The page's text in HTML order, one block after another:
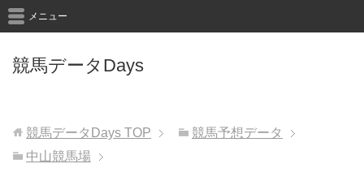
競馬データDays
メニュー
競馬データDays TOP
競馬予想データ
中山競馬場